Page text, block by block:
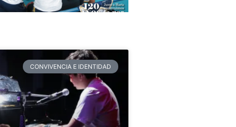
CONVIVENCIA E IDENTIDAD